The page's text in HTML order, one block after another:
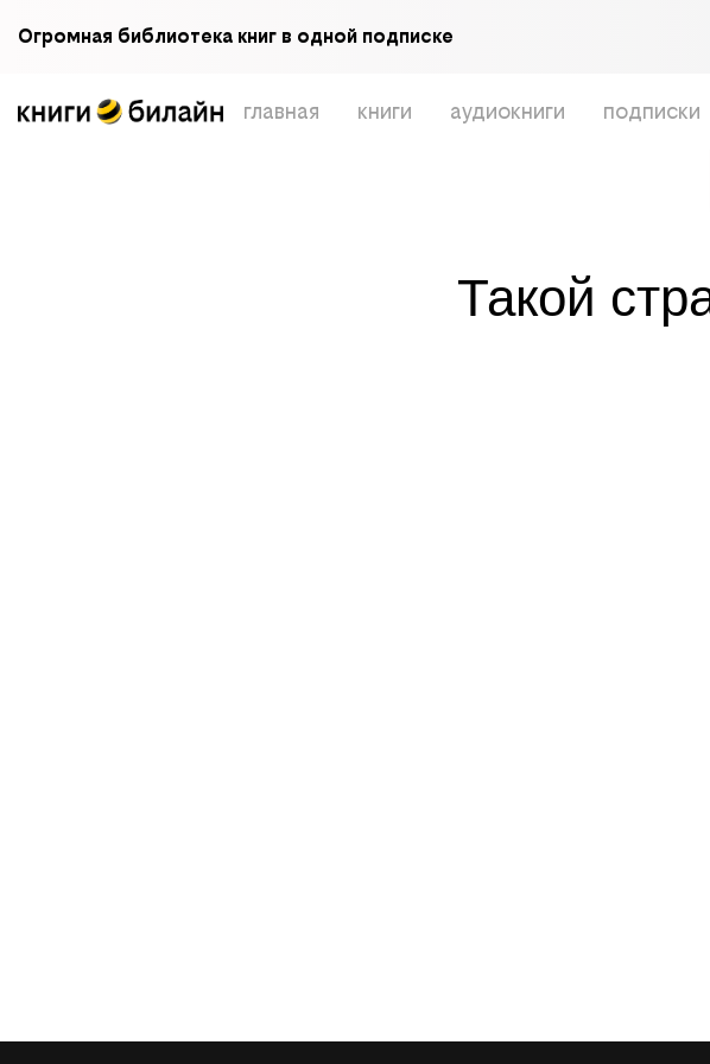
Огромная библиотека книг в одной подписке
главная книги аудиокниги подписки
Такой